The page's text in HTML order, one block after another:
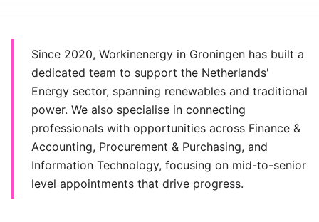
Since 2020, Workinenergy in Groningen has built a
dedicated team to support the Netherlands'
Energy sector, spanning renewables and traditional
power. We also specialise in connecting
professionals with opportunities across Finance &
Accounting, Procurement & Purchasing, and
Information Technology, focusing on mid-to-senior
level appointments that drive progress.